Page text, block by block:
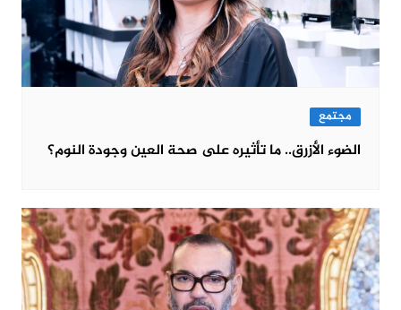
مجتمع
الضوء الأزرق.. ما تأثيره على صحة العين وجودة النوم؟